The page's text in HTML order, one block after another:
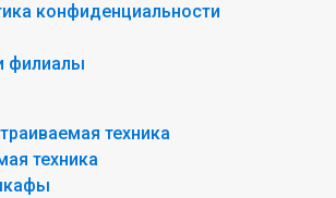
конфиденциальности
филиалы
техника
техника